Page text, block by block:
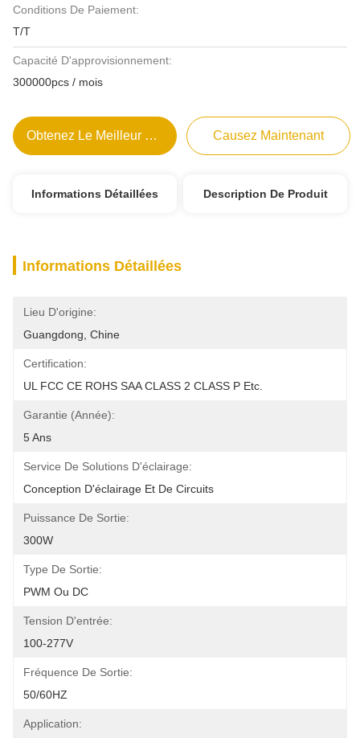
Conditions De Paiement:
T/T
Capacité D'approvisionnement:
300000pcs / mois
Obtenez Le Meilleur Prix Causez Maintenant
Informations Détaillées Description De Produit
Informations Détaillées
Lieu D'origine:
Guangdong, Chine
Certification:
UL FCC CE ROHS SAA CLASS 2 CLASS P Etc.
Garantie (année):
5 Ans
Service De Solutions D'éclairage:
Conception D'éclairage Et De Circuits
Puissance De Sortie:
300W
Type De Sortie:
PWM Ou DC
Tension D'entrée:
100-277V
Fréquence De Sortie:
50/60HZ
Application: